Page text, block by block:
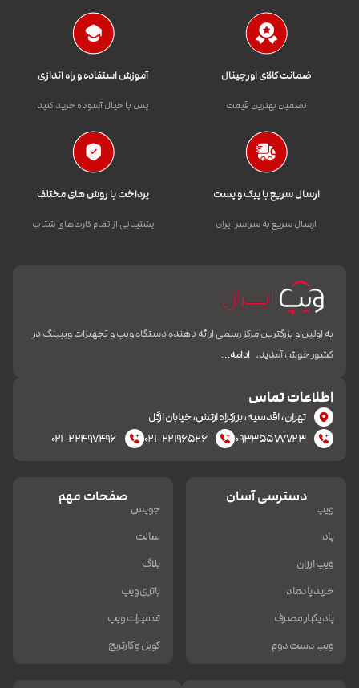
ضمانت کالای اورجینال
تضمین بهترین قیمت
آموزش استفاده و راه اندازی
پس با خیال آسوده خرید کنید
ارسال سریع با پیک و پست
ارسال سریع به سراسر ایران
پرداخت با روش های مختلف
پشتیبانی از تمام کارت‌های شتاب
به اولین و بزرگترین مرکز رسمی ارائه دهنده دستگاه ویپ و تجهیزات ویپینگ در
کشور خوش آمدید. ادامه…
اطلاعات تماس
تهران، اقدسیه، بزرکراه ارتش، خیابان ازگل
۰۹۳۳۵۵۷۷۷۲۳
۰۲۱-۲۲۱۹۶۵۲۶ ۰۲۱-۲۲۴۹۷۴۹۶
دسترسی آسان
ویپ
پاد
ویپ ارزان
خرید پادماد
پاد یکبار مصرف
ویپ دست دوم
صفحات مهم
جویس
سالت
بلاگ
باتری ویپ
تعمیرات ویپ
کویل و کارتریج